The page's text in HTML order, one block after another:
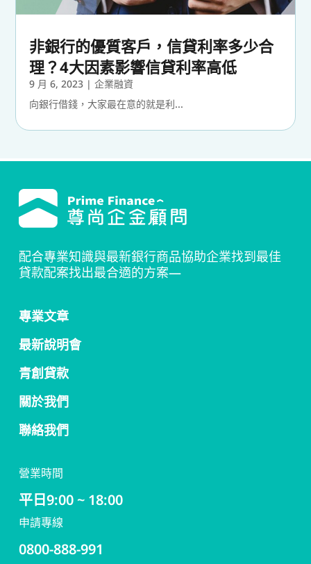
非銀行的優質客戶，信貸利率多少合
理？4大因素影響信貸利率高低
9 月 6, 2023 |企業融資
向銀行借錢，大家最在意的就是利...
配合專業知識與最新銀行商品協助企業找到最佳
貸款配案找出最合適的方案—
專業文章
最新說明會
青創貸款
關於我們
聯絡我們
營業時間
平日9:00 ~ 18:00
申請專線
0800-888-991